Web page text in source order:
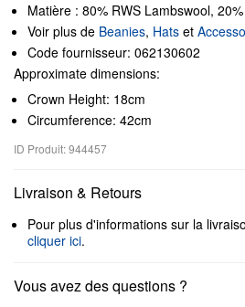
Matière : 80% RWS Lambswool,
Voir plus de Beanies, Hats et
Code fournisseur: 062130602
Approximate dimensions:
Crown Height: 18cm
Circumference: 42cm
ID Produit: 944457
Livraison & Retours
Pour plus d'informations sur la
cliquer ici.
Vous avez des questions ?